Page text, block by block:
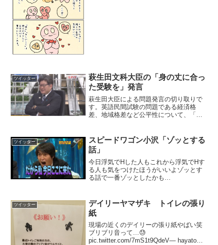
ツイッター
萩生田文科大臣の「身の丈に合っ
た受験を」発言
萩生田大臣による問題発言の切り取りで
す。英語民間試験の問題である経済格
差、地域格差など公平性について、「あ
一回や二回は故郷から出て試験の緊張感
を味わうのも大事。」などと発...
ツイッター
スピードワゴン小沢「ゾッとする
話」
今日浮気でHした人もこれから浮気でHす
る人も気をつけたほうがいいよゾッとす
る話で一番ゾッとしたかも
ツイッター
デイリーヤマザキ トイレの張り
紙
現場の近くのデイリーの張り紙やばい笑
ブリブリ音って…😓
pic.twitter.com/7mS1t9QdeV— hayato